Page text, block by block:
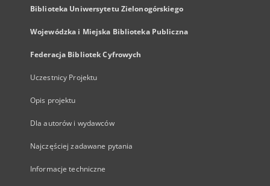
Biblioteka Uniwersytetu Zielonogórskiego
Wojewódzka i Miejska Biblioteka Publiczna
Federacja Bibliotek Cyfrowych
Uczestnicy Projektu
Opis projektu
Dla autorów i wydawców
Najczęściej zadawane pytania
Informacje techniczne